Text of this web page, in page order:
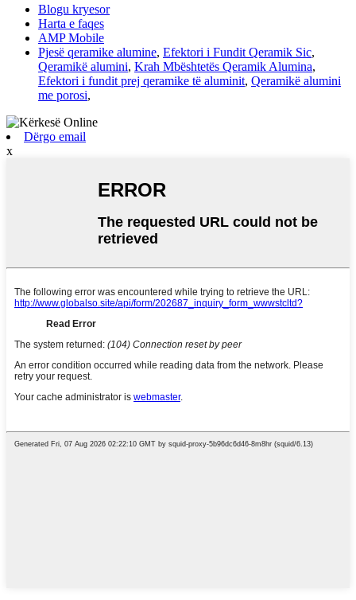
Blogu kryesor
Harta e faqes
AMP Mobile
Pjesë qeramike alumine, Efektori i Fundit Qeramik Sic,
Qeramikë alumini, Krah Mbështetës Qeramik Alumina,
Efektori i fundit prej qeramike të aluminit, Qeramikë alumini
me porosi,
Dërgo email
x